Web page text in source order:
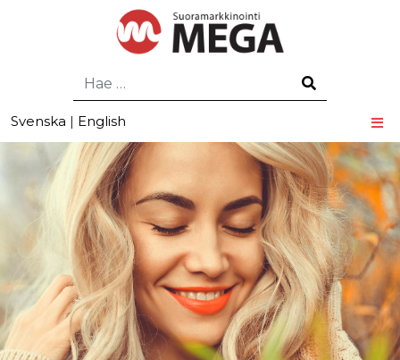
Hae
Svenska | English